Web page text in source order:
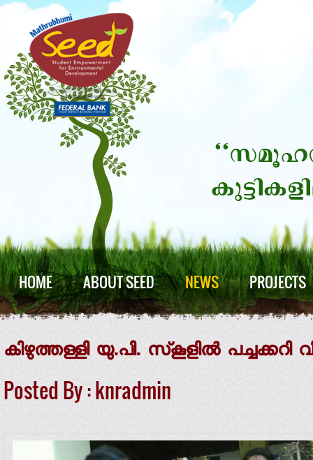
HOME ABOUT SEED NEWS PROJECTS
കിഴുത്തള്ളി യു.പി. സ്‌കൂളില്‍ പച്ചക്കറി
Posted By : knradmin